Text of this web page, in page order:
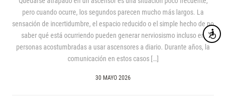
pero cuando ocurre, los segundos parecen mucho más largos. La
sensación de incertidumbre, el espacio reducido o el simple hecho de no
saber qué está ocurriendo pueden generar nerviosismo incluso en
personas acostumbradas a usar ascensores a diario. Durante años, la
comunicación en estos casos […]
30 MAYO 2026